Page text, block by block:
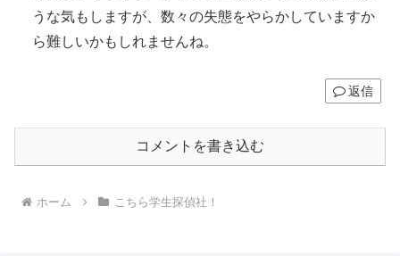
うな気もしますが、数々の失態をやらかしていますか
ら難しいかもしれませんね。
返信
コメントを書き込む
ホーム こちら学生探偵社！